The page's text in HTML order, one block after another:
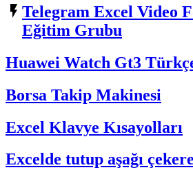
 Telegram Excel Video
Eğitim Grubu
Huawei Watch Gt3
Borsa Takip Makinesi
Excel Klavye Kısayolları
Excelde tutup aşağı